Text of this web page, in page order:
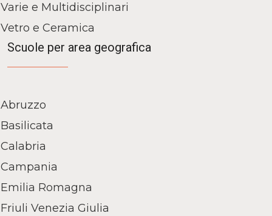
Varie e Multidisciplinari
Vetro e Ceramica
Scuole per area geografica
Abruzzo
Basilicata
Calabria
Campania
Emilia Romagna
Friuli Venezia Giulia